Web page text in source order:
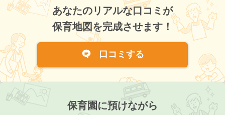
あなたのリアルな口コミが
保育地図を完成させます！
口コミする
保育園に預けながら